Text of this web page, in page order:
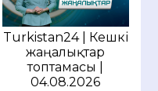
Turkistan24 | Кешкі
жаңалықтар
топтамасы |
04.08.2026